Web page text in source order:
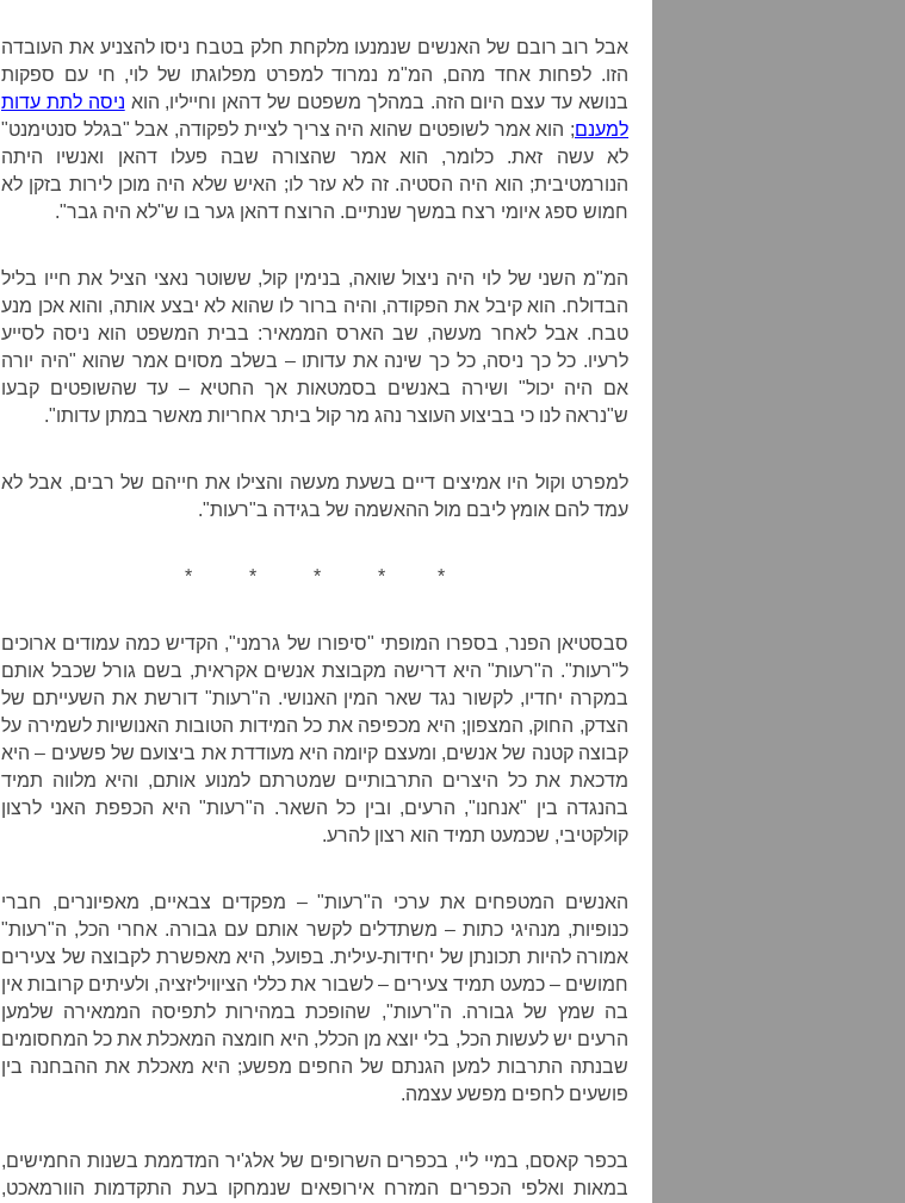
אבל רוב רובם של האנשים שנמנעו מלקחת חלק בטבח ניסו להצניע את העובדה
הזו. לפחות אחד מהם, המ"מ נמרוד למפרט מפלוגתו של לוי, חי עם ספקות
בנושא עד עצם היום הזה. במהלך משפטם של דהאן וחייליו, הוא ניסה לתת עדות
למענם; הוא אמר לשופטים שהוא היה צריך לציית לפקודה, אבל "בגלל סנטימנט"
לא עשה זאת. כלומר, הוא אמר שהצורה שבה פעלו דהאן ואנשיו היתה
הנורמטיבית; הוא היה הסטיה. זה לא עזר לו; האיש שלא היה מוכן לירות בזקן לא
חמוש ספג איומי רצח במשך שנתיים. הרוצח דהאן גער בו ש"לא היה גבר".
המ"מ השני של לוי היה ניצול שואה, בנימין קול, ששוטר נאצי הציל את חייו בליל
הבדולח. הוא קיבל את הפקודה, והיה ברור לו שהוא לא יבצע אותה, והוא אכן מנע
טבח. אבל לאחר מעשה, שב הארס הממאיר: בבית המשפט הוא ניסה לסייע
לרעיו. כל כך ניסה, כל כך שינה את עדותו – בשלב מסוים אמר שהוא "היה יורה
אם היה יכול" ושירה באנשים בסמטאות אך החטיא – עד שהשופטים קבעו
ש"נראה לנו כי בביצוע העוצר נהג מר קול ביתר אחריות מאשר במתן עדותו".
למפרט וקול היו אמיצים דיים בשעת מעשה והצילו את חייהם של רבים, אבל לא
עמד להם אומץ ליבם מול ההאשמה של בגידה ב"רעות".
* * * * *
סבסטיאן הפנר, בספרו המופתי "סיפורו של גרמני", הקדיש כמה עמודים ארוכים
ל"רעות". ה"רעות" היא דרישה מקבוצת אנשים אקראית, בשם גורל שכבל אותם
במקרה יחדיו, לקשור נגד שאר המין האנושי. ה"רעות" דורשת את השעייתם של
הצדק, החוק, המצפון; היא מכפיפה את כל המידות הטובות האנושיות לשמירה על
קבוצה קטנה של אנשים, ומעצם קיומה היא מעודדת את ביצועם של פשעים – היא
מדכאת את כל היצרים התרבותיים שמטרתם למנוע אותם, והיא מלווה תמיד
בהנגדה בין "אנחנו", הרעים, ובין כל השאר. ה"רעות" היא הכפפת האני לרצון
קולקטיבי, שכמעט תמיד הוא רצון להרע.
האנשים המטפחים את ערכי ה"רעות" – מפקדים צבאיים, מאפיונרים, חברי
כנופיות, מנהיגי כתות – משתדלים לקשר אותם עם גבורה. אחרי הכל, ה"רעות"
אמורה להיות תכונתן של יחידות-עילית. בפועל, היא מאפשרת לקבוצה של צעירים
חמושים – כמעט תמיד צעירים – לשבור את כללי הציוויליזציה, ולעיתים קרובות אין
בה שמץ של גבורה. ה"רעות", שהופכת במהירות לתפיסה הממאירה שלמען
הרעים יש לעשות הכל, בלי יוצא מן הכלל, היא חומצה המאכלת את כל המחסומים
שבנתה התרבות למען הגנתם של החפים מפשע; היא מאכלת את ההבחנה בין
פושעים לחפים מפשע עצמה.
בכפר קאסם, במיי ליי, בכפרים השרופים של אלג'יר המדממת בשנות החמישים,
במאות ואלפי הכפרים המזרח אירופאים שנמחקו בעת התקדמות הוורמאכט,